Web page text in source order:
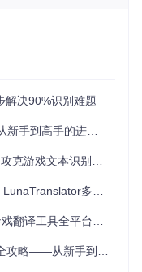
字识别结果出现大量
时，部分区域文字无
区域，或区域优先级
域可视化」，检查是
解决90%识别难题
决视觉应用场景文字识别难题
识别难题的系统方案
多场景OCR配置指南
工具全平台实战指南
手的Galgame翻译实战指南